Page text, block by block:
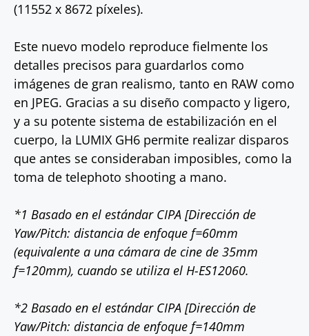
(11552 x 8672 píxeles).
Este nuevo modelo reproduce fielmente los
detalles precisos para guardarlos como
imágenes de gran realismo, tanto en RAW como
en JPEG. Gracias a su diseño compacto y ligero,
y a su potente sistema de estabilización en el
cuerpo, la LUMIX GH6 permite realizar disparos
que antes se consideraban imposibles, como la
toma de telephoto shooting a mano.
*1 Basado en el estándar CIPA [Dirección de
Yaw/Pitch: distancia de enfoque f=60mm
(equivalente a una cámara de cine de 35mm
f=120mm), cuando se utiliza el H-ES12060.
*2 Basado en el estándar CIPA [Dirección de
Yaw/Pitch: distancia de enfoque f=140mm